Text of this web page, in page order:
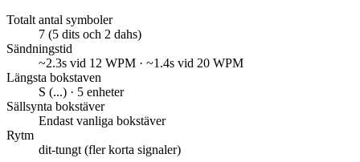
Totalt antal symboler
7 (5 dits och 2 dahs)
Sändningstid
~2.3s vid 12 WPM · ~1.4s vid 20 WPM
Längsta bokstaven
S (...) · 5 enheter
Sällsynta bokstäver
Endast vanliga bokstäver
Rytm
dit-tungt (fler korta signaler)